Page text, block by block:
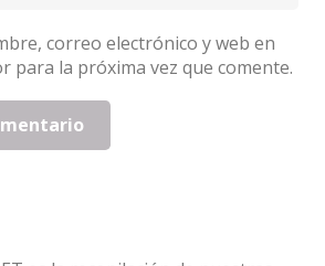
correo electrónico y web en
para la próxima vez que comente.